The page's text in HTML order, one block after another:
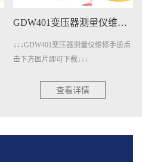
GDW401变压器测量仪维修手册下载
↓↓↓GDW401变压器测量仪维修手册点
击下方图片即可下载↓↓↓
查看详情